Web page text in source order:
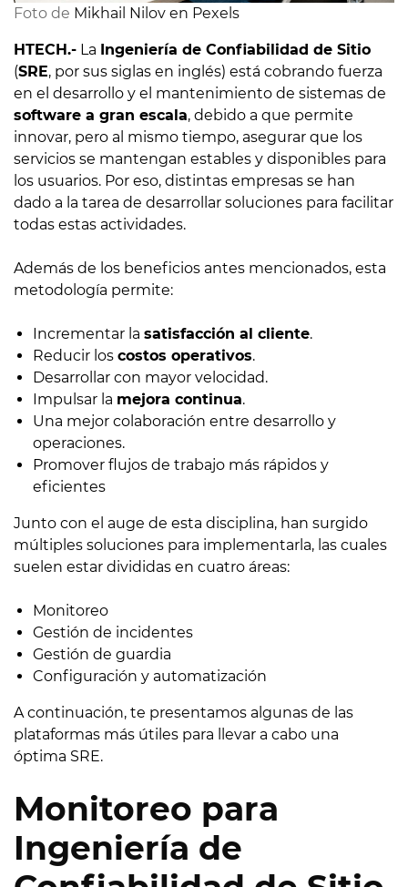
Foto de Mikhail Nilov en Pexels
HTECH.- La Ingeniería de Confiabilidad de Sitio
(SRE, por sus siglas en inglés) está cobrando fuerza
en el desarrollo y el mantenimiento de sistemas de
software a gran escala, debido a que permite
innovar, pero al mismo tiempo, asegurar que los
servicios se mantengan estables y disponibles para
los usuarios. Por eso, distintas empresas se han
dado a la tarea de desarrollar soluciones para facilitar
todas estas actividades.
Además de los beneficios antes mencionados, esta
metodología permite:
Incrementar la satisfacción al cliente.
Reducir los costos operativos.
Desarrollar con mayor velocidad.
Impulsar la mejora continua.
Una mejor colaboración entre desarrollo y
operaciones.
Promover flujos de trabajo más rápidos y
eficientes
Junto con el auge de esta disciplina, han surgido
múltiples soluciones para implementarla, las cuales
suelen estar divididas en cuatro áreas:
Monitoreo
Gestión de incidentes
Gestión de guardia
Configuración y automatización
A continuación, te presentamos algunas de las
plataformas más útiles para llevar a cabo una
óptima SRE.
Monitoreo para
Ingeniería de